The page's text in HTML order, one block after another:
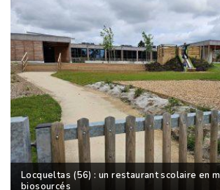
Locqueltas (56) : un restaurant scolaire en
biosourcés